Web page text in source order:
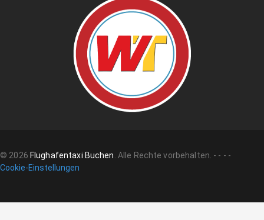
© 2026 Flughafentaxi Buchen. Alle Rechte vorbehalten. - - - -
Cookie-Einstellungen